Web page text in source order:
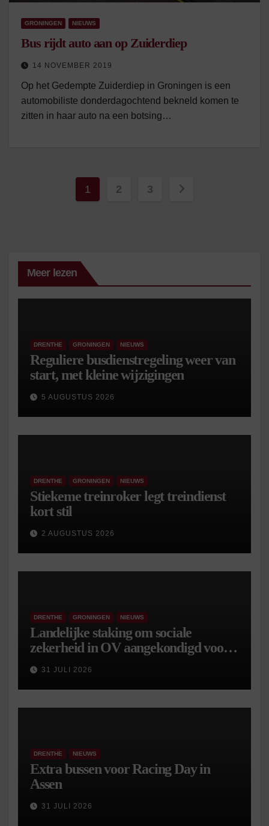
GRONINGEN NIEUWS
Bus rijdt auto aan op Zuiderdiep
14 NOVEMBER 2019
Op het Gedempte Zuiderdiep in Groningen is een
automobiliste donderdagochtend bekneld komen te
zitten in haar auto na een botsing…
Berichten
1 2 3
Meer lezen
DRENTHE GRONINGEN NIEUWS
Reguliere busdienstregeling weer van
start, met kleine wijzigingen
5 AUGUSTUS 2026
DRENTHE GRONINGEN NIEUWS
Stiekeme treinroker legt treindienst
kort stil
2 AUGUSTUS 2026
DRENTHE GRONINGEN NIEUWS
Landelijke staking om sociale
zekerheid in OV aangekondigd voor 9
september
31 JULI 2026
DRENTHE NIEUWS
Extra bussen voor Racing Day in
Assen
31 JULI 2026